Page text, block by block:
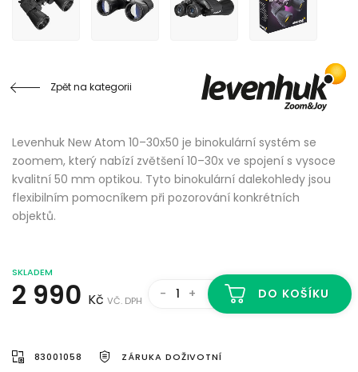
Zpět na kategorii
Levenhuk New Atom 10–30x50 je binokulární systém se
zoomem, který nabízí zvětšení 10–30x ve spojení s vysoce
kvalitní 50 mm optikou. Tyto binokulární dalekohledy jsou
flexibilním pomocníkem při pozorování konkrétních
objektů.
SKLADEM
2 990 Kč VČ. DPH - + DO KOŠÍKU
83001058 ZÁRUKA DOŽIVOTNÍ